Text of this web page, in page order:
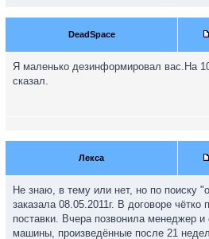
DeadSpace
Я маленько дезинформировал вас.На
сказал.
Лекса
Не знаю, в тему или нет, но по поиску
заказала 08.05.2011г. В договоре чётко
поставки. Вчера позвонила менеджер и
машины, произведённые после 21